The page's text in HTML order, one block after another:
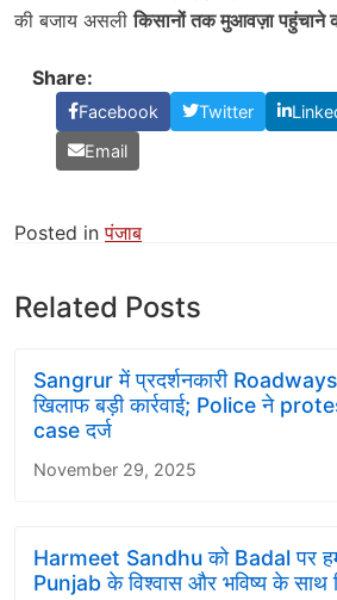
की बजाय असलीकिसानों तक मुआवज़ा पहुंचाने
Share:
Facebook Twitter
Email
Posted inपंजाब
Related Posts
Sangrur में प्रदर्शनकारी
खिलाफ बड़ी कार्रवाई; Police ने
case दर्ज
November 29, 2025
Harmeet Sandhu को Badal पर
Punjab के विश्वास और भविष्य के साथ